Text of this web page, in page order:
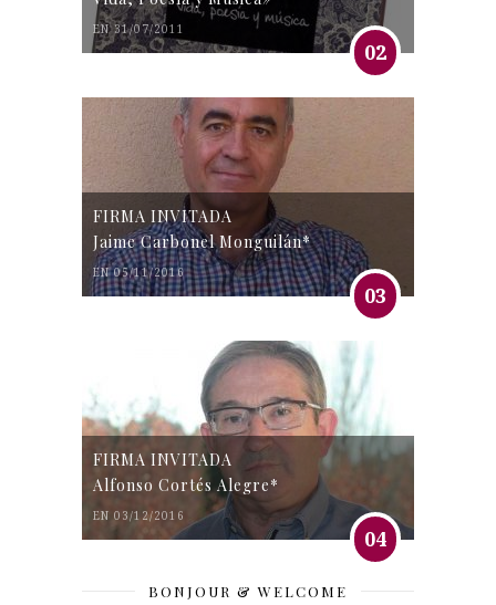
EN 31/07/2011
02
FIRMA INVITADA
Jaime Carbonel Monguilán*
EN 05/11/2016
03
FIRMA INVITADA
Alfonso Cortés Alegre*
EN 03/12/2016
04
BONJOUR & WELCOME